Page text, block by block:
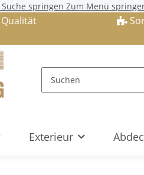
springen Zum Menü
Exterieur